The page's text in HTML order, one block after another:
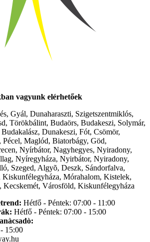
vagyunk elérhetőek
Gyál, Dunaharaszti, Szigetszentmiklós,
Törökbálint, Budaörs, Budakeszi, Solymár,
Dunakeszi, Fót, Csömör,
Pécel, Maglód, Biatorbágy, Göd,
Nyírbátor, Nagyhegyes, Nyiradony,
Nyíregyháza, Nyirbátor, Nyiradony,
Szeged, Algyõ, Deszk, Sándorfalva,
Kiskunfélegyháza, Mórahalom, Kistelek,
Kecskemét, Városföld, Kiskunfélegyháza
Hétfő - Péntek: 07:00 - 11:00
Hétfő - Péntek: 07:00 - 15:00
15:00